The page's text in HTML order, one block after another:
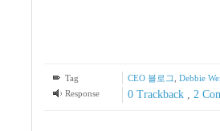
Tag CEO 블로그 Debbie
Response
0 Trackback 2